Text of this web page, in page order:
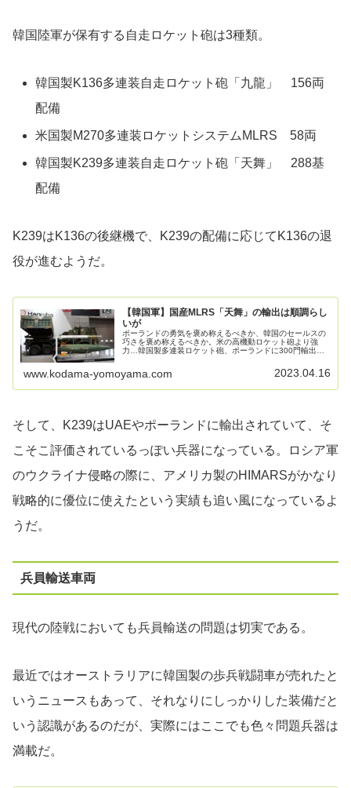
韓国陸軍が保有する自走ロケット砲は3種類。
韓国製K136多連装自走ロケット砲「九龍」 156両
配備
米国製M270多連装ロケットシステムMLRS 58両
韓国製K239多連装自走ロケット砲「天舞」 288基
配備
K239はK136の後継機で、K239の配備に応じてK136の退
役が進むようだ。
【韓国軍】国産MLRS「天舞」の輸出は順調らし
いが
ポーランドの勇気を褒め称えるべきか、韓国のセールスの
巧さを褒め称えるべきか。米の高機動ロケット砲より強
力…韓国製多連装ロケット砲、ポーランドに300門輸出記
www.kodama-yomoyama.com 2023.04.16
そして、K239はUAEやポーランドに輸出されていて、そ
こそこ評価されているっぽい兵器になっている。ロシア軍
のウクライナ侵略の際に、アメリカ製のHIMARSがかなり
戦略的に優位に使えたという実績も追い風になっているよ
うだ。
兵員輸送車両
現代の陸戦においても兵員輸送の問題は切実である。
最近ではオーストラリアに韓国製の歩兵戦闘車が売れたと
いうニュースもあって、それなりにしっかりした装備だと
いう認識があるのだが、実際にはここでも色々問題兵器は
満載だ。